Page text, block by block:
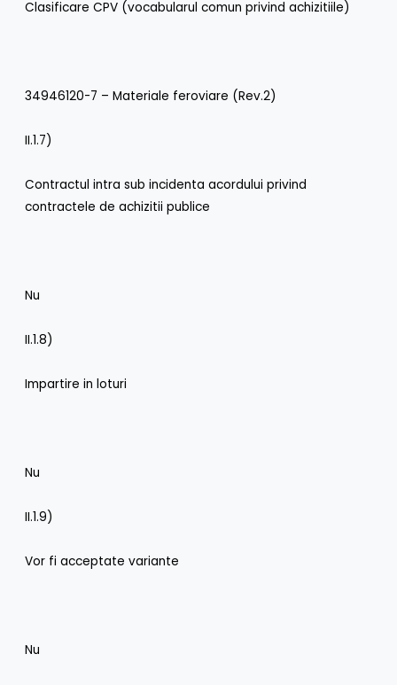
Clasificare CPV (vocabularul comun privind achizitiile)
34946120-7 – Materiale feroviare (Rev.2)
II.1.7)
Contractul intra sub incidenta acordului privind
contractele de achizitii publice
Nu
II.1.8)
Impartire in loturi
Nu
II.1.9)
Vor fi acceptate variante
Nu